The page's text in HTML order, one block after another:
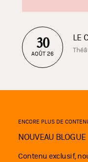
30
AOÛT 26
LE
ENCORE PLUS DE
NOUVEAU BLOGUE
Contenu exclusif,